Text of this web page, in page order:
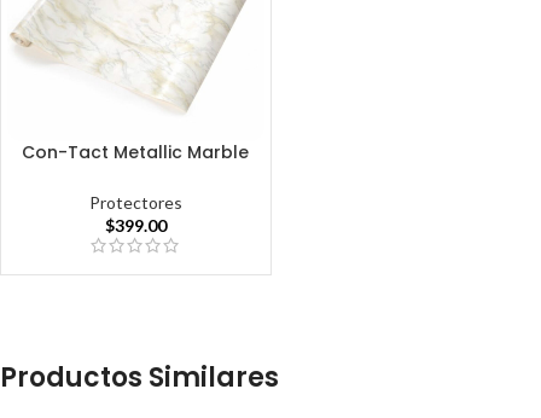
Con-Tact Metallic Marble
Protectores
$399.00
Productos Similares